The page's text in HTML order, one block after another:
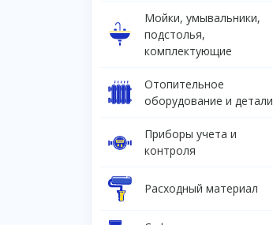
Мойки, умывальники,
подстолья,
комплектующие
Отопительное
оборудование и детали
Приборы учета и
контроля
Расходный материал